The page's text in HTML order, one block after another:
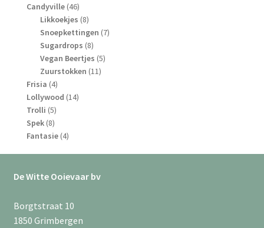
producten
Candyville 4646
producten
Likkoekjes 88
producten
Snoepkettingen 77
Sugardrops 88
producten
Vegan Beertjes 55
Zuurstokken 1111
Frisia 44
producten
Lollywood 1414
Trolli 55
producten
Spek 88
producten
Fantasie 44
De Witte Ooievaar bv
Borgtstraat 10
1850 Grimbergen